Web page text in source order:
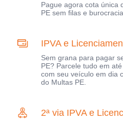
Pague agora cota única
PE sem filas e
IPVA e
Sem grana para pagar
PE? Parcele tudo em
com seu veículo em dia
do Multas PE.
2ª via IPVA e